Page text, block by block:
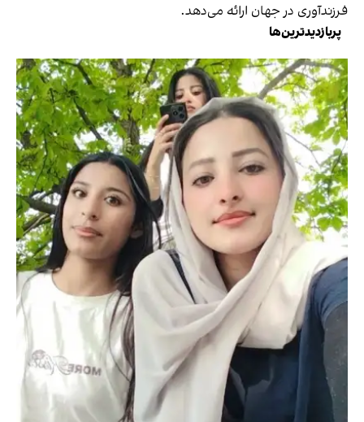
فرزندآوری در جهان ارائه می‌دهد.
پربازدیدترین‌ها